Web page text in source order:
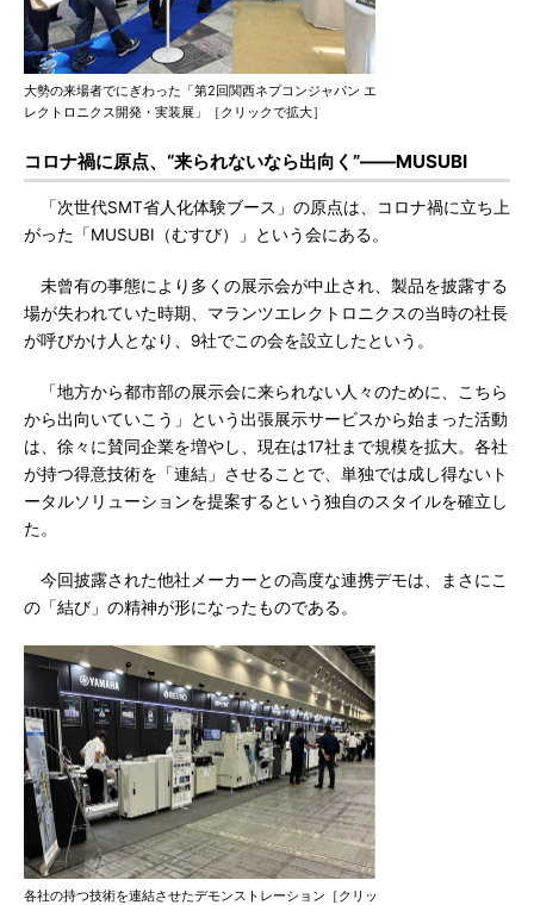
大勢の来場者でにぎわった「第2回関西ネプコンジャパン エ
レクトロニクス開発・実装展」［クリックで拡大］
コロナ禍に原点、“来られないなら出向く”――MUSUBI
「次世代SMT省人化体験ブース」の原点は、コロナ禍に立ち上
がった「MUSUBI（むすび）」という会にある。
未曾有の事態により多くの展示会が中止され、製品を披露する
場が失われていた時期、マランツエレクトロニクスの当時の社長
が呼びかけ人となり、9社でこの会を設立したという。
「地方から都市部の展示会に来られない人々のために、こちら
から出向いていこう」という出張展示サービスから始まった活動
は、徐々に賛同企業を増やし、現在は17社まで規模を拡大。各社
が持つ得意技術を「連結」させることで、単独では成し得ないト
ータルソリューションを提案するという独自のスタイルを確立し
た。
今回披露された他社メーカーとの高度な連携デモは、まさにこ
の「結び」の精神が形になったものである。
各社の持つ技術を連結させたデモンストレーション［クリッ